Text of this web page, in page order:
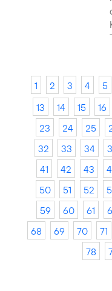
1 2 3 4 5
13
14 15 16
23
24 25
32
33 34
41
42 43
50
51 52
59
60 61
68
69 70 71
78